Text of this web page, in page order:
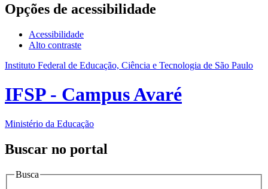
Opções de acessibilidade
Acessibilidade
Alto contraste
Instituto Federal de Educação, Ciência e Tecnologia de São Paulo
IFSP - Campus Avaré
Ministério da Educação
Buscar no portal
Busca